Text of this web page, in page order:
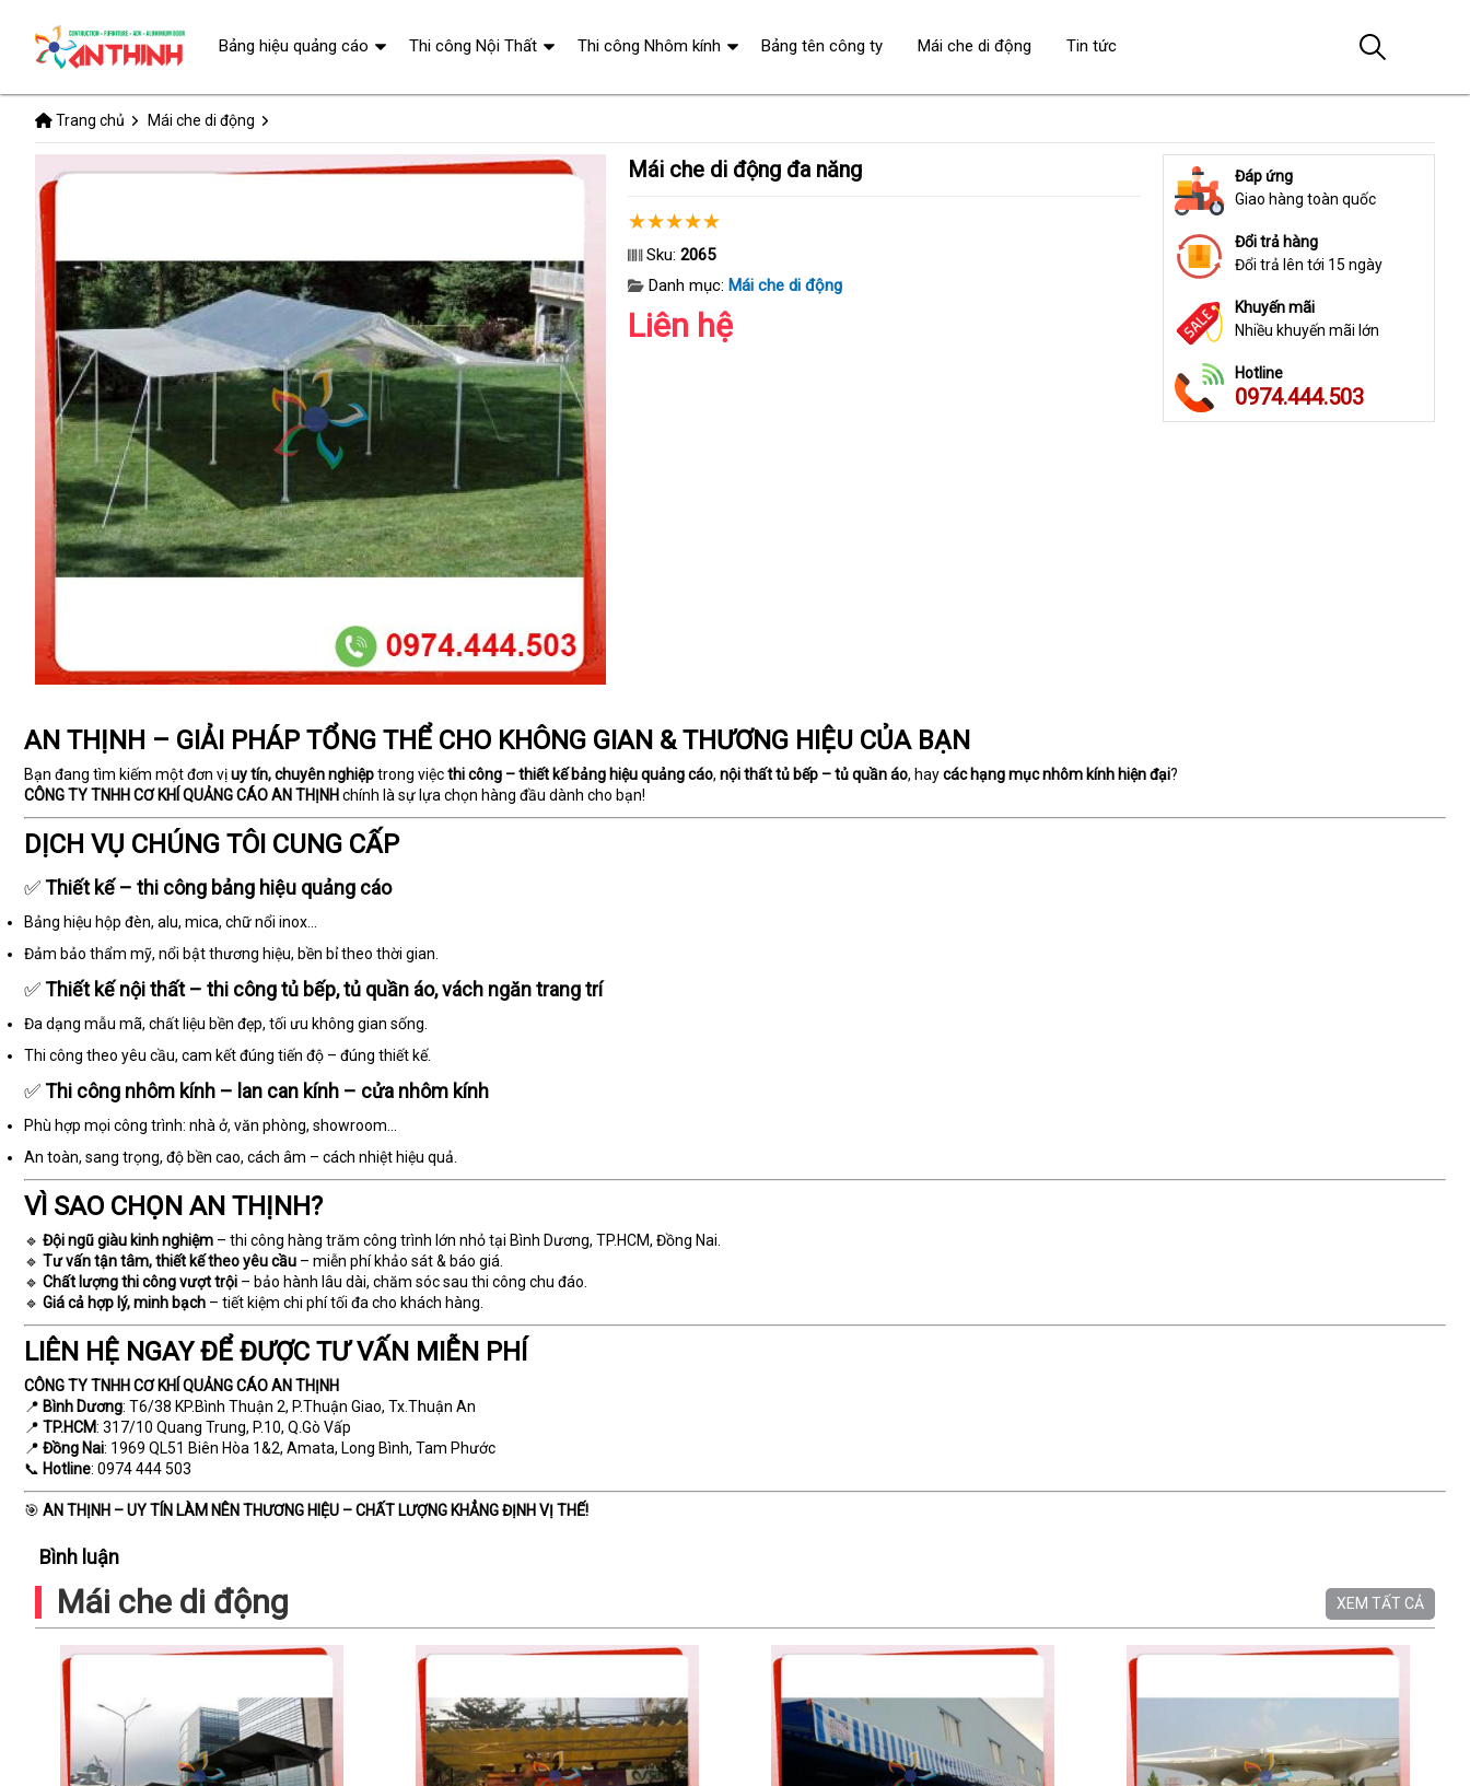
Trang chủ Mái che di động
Mái che di động đa năng
Sku: 2065
Danh mục: Mái che di động
Liên hệ
Đáp ứng
Giao hàng toàn quốc
Đổi trả hàng
Đổi trả lên tới 15 ngày
Khuyến mãi
Nhiều khuyến mãi lớn
Hotline
0974.444.503
AN THỊNH – GIẢI PHÁP TỔNG THỂ CHO KHÔNG GIAN & THƯƠNG HIỆU CỦA BẠN
Bạn đang tìm kiếm một đơn vịuy tín, chuyên nghiệptrong việcthi công – thiết kế bảng hiệu quảng cáo, nội thất tủ bếp – tủ quần áo, haycác hạng mục nhôm kính hiện đại?
CÔNG TY TNHH CƠ KHÍ QUẢNG CÁO AN THỊNH chính là sự lựa chọn hàng đầu dành cho bạn!
DỊCH VỤ CHÚNG TÔI CUNG CẤP
✅Thiết kế – thi công bảng hiệu quảng cáo
Bảng hiệu hộp đèn, alu, mica, chữ nổi inox...
Đảm bảo thẩm mỹ, nổi bật thương hiệu, bền bỉ theo thời gian.
✅Thiết kế nội thất – thi công tủ bếp, tủ quần áo, vách ngăn trang trí
Đa dạng mẫu mã, chất liệu bền đẹp, tối ưu không gian sống.
Thi công theo yêu cầu, cam kết đúng tiến độ – đúng thiết kế.
✅Thi công nhôm kính – lan can kính – cửa nhôm kính
Phù hợp mọi công trình: nhà ở, văn phòng, showroom…
An toàn, sang trọng, độ bền cao, cách âm – cách nhiệt hiệu quả.
VÌ SAO CHỌN AN THỊNH?
🔹 Đội ngũ giàu kinh nghiệm – thi công hàng trăm công trình lớn nhỏ tại Bình Dương, TP.HCM, Đồng Nai.
🔹 Tư vấn tận tâm, thiết kế theo yêu cầu – miễn phí khảo sát & báo giá.
🔹 Chất lượng thi công vượt trội – bảo hành lâu dài, chăm sóc sau thi công chu đáo.
🔹 Giá cả hợp lý, minh bạch – tiết kiệm chi phí tối đa cho khách hàng.
LIÊN HỆ NGAY ĐỂ ĐƯỢC TƯ VẤN MIỄN PHÍ
CÔNG TY TNHH CƠ KHÍ QUẢNG CÁO AN THỊNH
📍 Bình Dương: T6/38 KP.Bình Thuận 2, P.Thuận Giao, Tx.Thuận An
📍 TP.HCM: 317/10 Quang Trung, P.10, Q.Gò Vấp
📍 Đồng Nai: 1969 QL51 Biên Hòa 1&2, Amata, Long Bình, Tam Phước
📞 Hotline: 0974 444 503
🎯 AN THỊNH – UY TÍN LÀM NÊN THƯƠNG HIỆU – CHẤT LƯỢNG KHẲNG ĐỊNH VỊ THẾ!
Bình luận
Mái che di động XEM TẤT CẢ
Bảng hiệu quảng cáo Thi công Nội Thất Thi công Nhôm kính Bảng tên công ty Mái che di động Tin tức